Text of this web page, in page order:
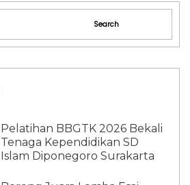
Pelatihan BBGTK 2026 Bekali
Tenaga Kependidikan SD
Islam Diponegoro Surakarta